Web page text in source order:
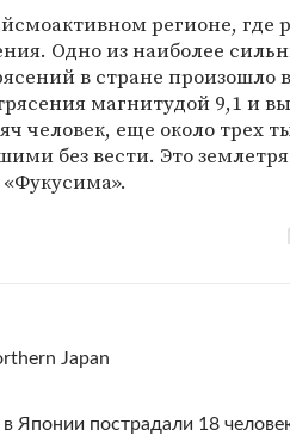
регионе, где
Одно из наиболее
в стране произошло
магнитудой 9,1 и
человек, еще около трех
без вести. Это
Japan
в Японии пострадали 18